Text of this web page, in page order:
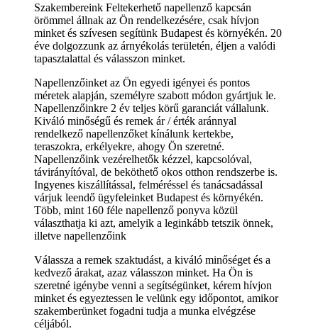
Szakembereink Feltekerhető napellenző kapcsán
örömmel állnak az Ön rendelkezésére, csak hívjon
minket és szívesen segítünk Budapest és környékén. 20
éve dolgozzunk az árnyékolás területén, éljen a valódi
tapasztalattal és válasszon minket.
Napellenzőinket az Ön egyedi igényei és pontos
méretek alapján, személyre szabott módon gyártjuk le.
Napellenzőinkre 2 év teljes körű garanciát vállalunk.
Kiváló minőségű és remek ár / érték aránnyal
rendelkező napellenzőket kínálunk kertekbe,
teraszokra, erkélyekre, ahogy Ön szeretné.
Napellenzőink vezérelhetők kézzel, kapcsolóval,
távirányítóval, de beköthető okos otthon rendszerbe is.
Ingyenes kiszállítással, felméréssel és tanácsadással
várjuk leendő ügyfeleinket Budapest és környékén.
Több, mint 160 féle napellenző ponyva közül
választhatja ki azt, amelyik a leginkább tetszik önnek,
illetve napellenzőink
Válassza a remek szaktudást, a kiváló minőséget és a
kedvező árakat, azaz válasszon minket. Ha Ön is
szeretné igénybe venni a segítségünket, kérem hívjon
minket és egyeztessen le velünk egy időpontot, amikor
szakemberünket fogadni tudja a munka elvégzése
céljából.